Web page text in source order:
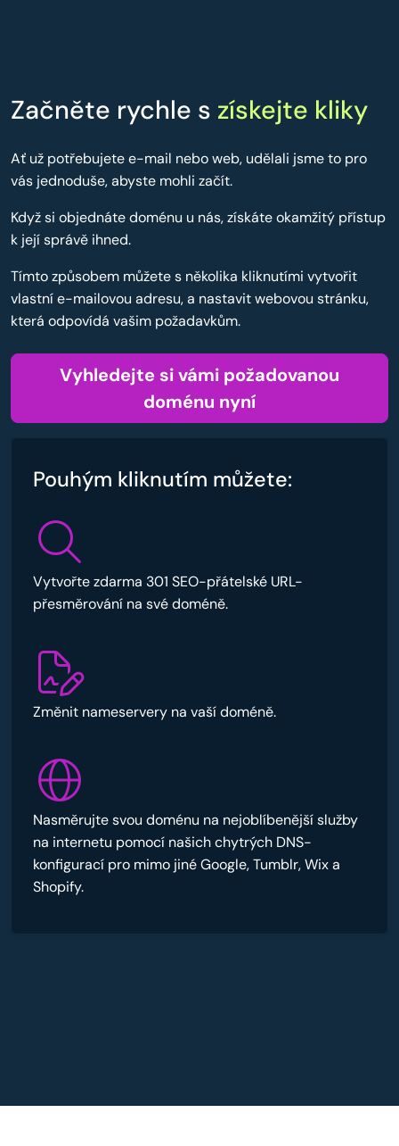
Začněte rychle s získejte kliky
Ať už potřebujete e-mail nebo web, udělali jsme to pro
vás jednoduše, abyste mohli začít.
Když si objednáte doménu u nás, získáte okamžitý přístup
k její správě ihned.
Tímto způsobem můžete s několika kliknutími vytvořit
vlastní e-mailovou adresu, a nastavit webovou stránku,
která odpovídá vašim požadavkům.
Vyhledejte si vámi požadovanou
doménu nyní
Pouhým kliknutím můžete:
Vytvořte zdarma 301 SEO-přátelské URL-
přesměrování na své doméně.
Změnit nameservery na vaší doméně.
Nasměrujte svou doménu na nejoblíbenější služby
na internetu pomocí našich chytrých DNS-
konfigurací pro mimo jiné Google, Tumblr, Wix a
Shopify.